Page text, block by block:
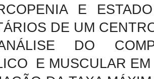
E
DE UM
DO
E MUSCULAR